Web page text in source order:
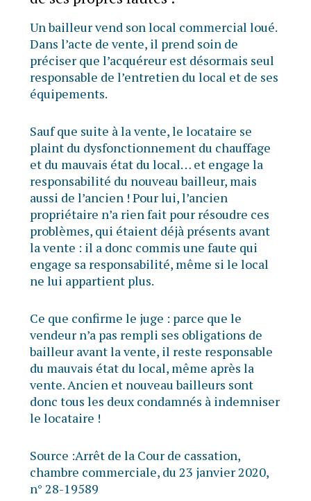
Un bailleur vend son local commercial loué.
Dans l’acte de vente, il prend soin de
préciser que l’acquéreur est désormais seul
responsable de l’entretien du local et de ses
équipements.
Sauf que suite à la vente, le locataire se
plaint du dysfonctionnement du chauffage
et du mauvais état du local… et engage la
responsabilité du nouveau bailleur, mais
aussi de l’ancien ! Pour lui, l’ancien
propriétaire n’a rien fait pour résoudre ces
problèmes, qui étaient déjà présents avant
la vente : il a donc commis une faute qui
engage sa responsabilité, même si le local
ne lui appartient plus.
Ce que confirme le juge : parce que le
vendeur n’a pas rempli ses obligations de
bailleur avant la vente, il reste responsable
du mauvais état du local, même après la
vente. Ancien et nouveau bailleurs sont
donc tous les deux condamnés à indemniser
le locataire !
Source :Arrêt de la Cour de cassation,
chambre commerciale, du 23 janvier 2020,
n° 28-19589